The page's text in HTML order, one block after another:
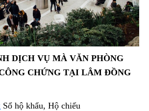
DỊCH VỤ MÀ VĂN PHÒNG
CHỨNG TẠI LÂM ĐỒNG
Sổ hộ khẩu, Hộ chiếu